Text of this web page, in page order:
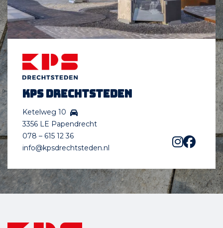
KPS Drechtsteden
Ketelweg 10
3356 LE Papendrecht
078 – 615 12 36
info@kpsdrechtsteden.nl